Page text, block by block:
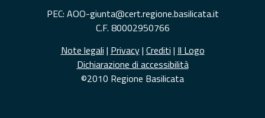
PEC: AOO-giunta@cert.regione.basilicata.it
C.F. 80002950766
Note legali | Privacy| Crediti | Il Logo
Dichiarazione di accessibilità
©2010 Regione Basilicata